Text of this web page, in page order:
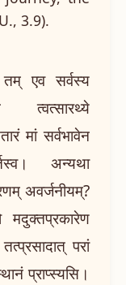
3.9).
एव सर्वस्य
त्वत्सारथ्ये
मां सर्वभावेन
अन्यथा
अवर्जनीयम्?
परां
प्राप्स्यसि।